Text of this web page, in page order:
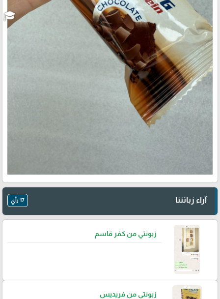
آراء زبائننا 17 رأي
زبونتي من كفر قاسم
زبونتي من فريديس